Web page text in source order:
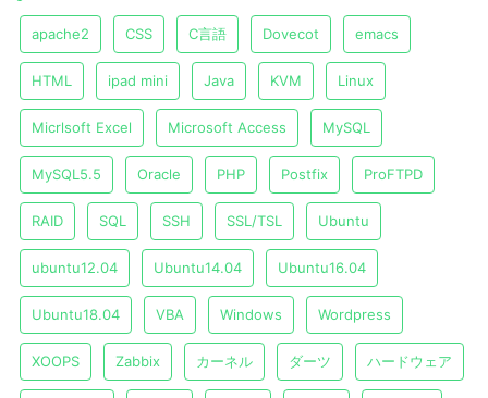
apache2 CSS C言語 Dovecot emacs
HTML ipad mini Java KVM Linux
Micrlsoft Excel Microsoft Access MySQL
MySQL5.5 Oracle PHP Postfix ProFTPD
RAID SQL SSH SSL/TSL Ubuntu
ubuntu12.04 Ubuntu14.04 Ubuntu16.04
Ubuntu18.04 VBA Windows Wordpress
XOOPS Zabbix カーネル ダーツ ハードウェア